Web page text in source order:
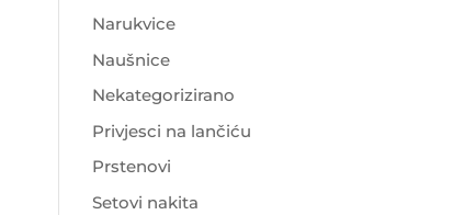
Narukvice
Naušnice
Nekategorizirano
Privjesci na lančiću
Prstenovi
Setovi nakita